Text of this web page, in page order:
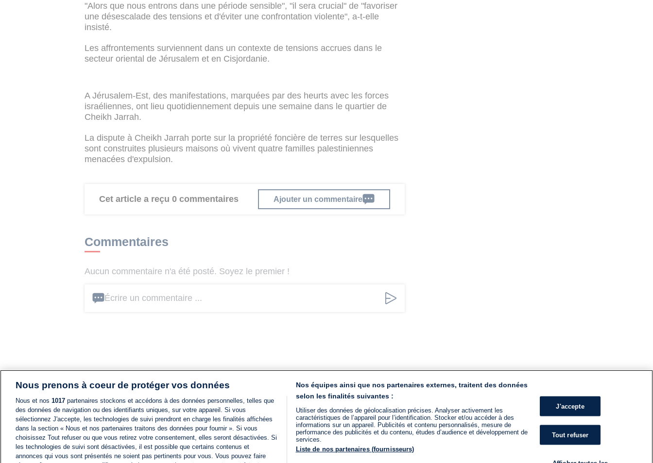
"Alors que nous entrons dans une période sensible", "il sera crucial" de "favoriser
une désescalade des tensions et d'éviter une confrontation violente", a-t-elle
insisté.
Les affrontements surviennent dans un contexte de tensions accrues dans le
secteur oriental de Jérusalem et en Cisjordanie.
A Jérusalem-Est, des manifestations, marquées par des heurts avec les forces
israéliennes, ont lieu quotidiennement depuis une semaine dans le quartier de
Cheikh Jarrah.
La dispute à Cheikh Jarrah porte sur la propriété foncière de terres sur lesquelles
sont construites plusieurs maisons où vivent quatre familles palestiniennes
menacées d'expulsion.
Cet article a reçu 0 commentaires Ajouter un commentaire
Commentaires
Aucun commentaire n'a été posté. Soyez le premier !
Écrire un commentaire ...
Nous prenons à coeur de protéger vos données
Nous et nos 1017 partenaires stockons et accédons à des données personnelles, telles que
des données de navigation ou des identifiants uniques, sur votre appareil. Si vous
sélectionnez J'accepte, les technologies de suivi prendront en charge les finalités affichées
dans la section « Nous et nos partenaires traitons des données pour fournir ». Si vous
choisissez Tout refuser ou que vous retirez votre consentement, elles seront désactivées. Si
les technologies de suivi sont désactivées, il est possible que certains contenus et
annonces qui vous sont présentés ne soient pas pertinents pour vous. Vous pouvez faire
Nos équipes ainsi que nos partenaires externes, traitent des données
selon les finalités suivantes :
Utiliser des données de géolocalisation précises. Analyser activement les
caractéristiques de l’appareil pour l’identification. Stocker et/ou accéder à des
informations sur un appareil. Publicités et contenu personnalisés, mesure de
performance des publicités et du contenu, études d’audience et développement de
services.
Liste de nos partenaires (fournisseurs)
J'accepte
Tout refuser